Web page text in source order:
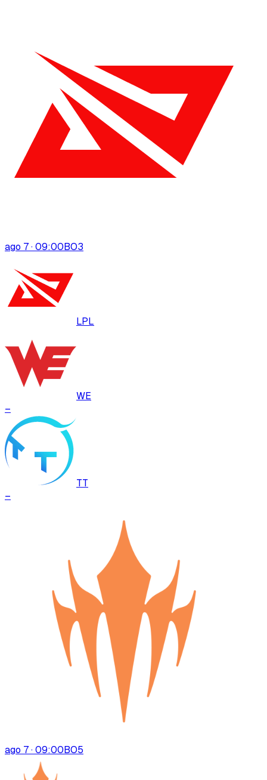
ago 7 · 09:00BO3
LPL
WE
–
TT
–
ago 7 · 09:00BO5